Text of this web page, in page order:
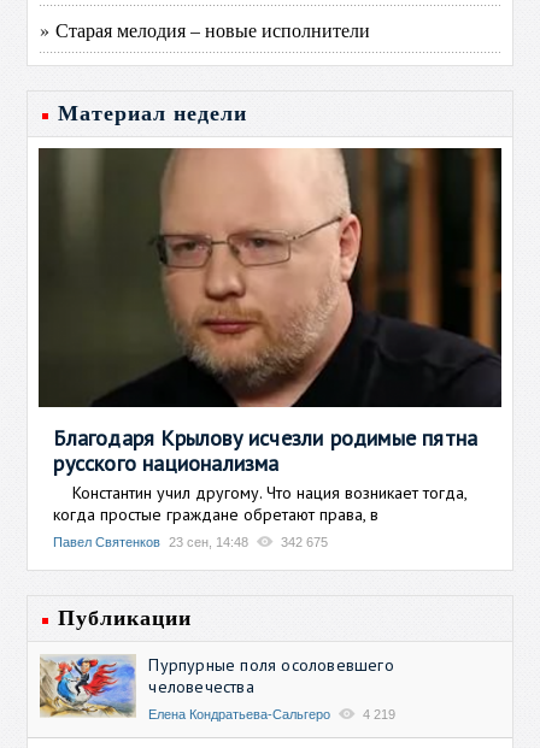
» Старая мелодия – новые исполнители
Материал недели
Благодаря Крылову исчезли родимые пятна
русского национализма
Константин учил другому. Что нация возникает тогда,
когда простые граждане обретают права, в
Павел Святенков 23 сен, 14:48 342 675
Публикации
Пурпурные поля осоловевшего
человечества
Елена Кондратьева-Сальгеро 4 219